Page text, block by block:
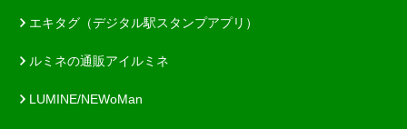
エキタグ（デジタル駅スタンプアプリ）
ルミネの通販アイルミネ
LUMINE/NEWoMan